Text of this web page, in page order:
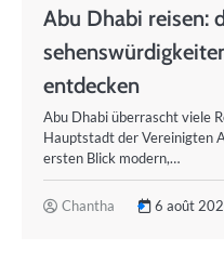
Abu Dhabi reisen:
entdecken
Abu Dhabi überrascht viele
Hauptstadt der Vereinigten
ersten Blick modern,…
Chantha 6 août